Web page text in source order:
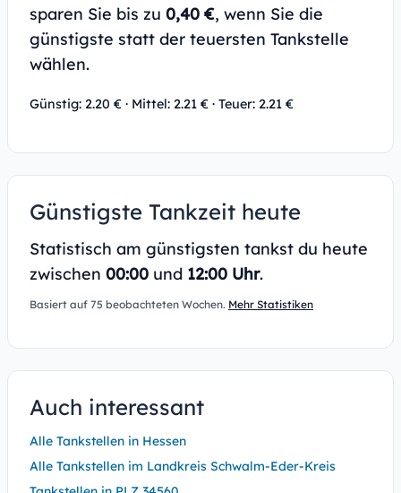
sparen Sie bis zu 0,40 €, wenn Sie die
günstigste statt der teuersten Tankstelle
wählen.
Günstig: 2.20 € · Mittel: 2.21 € · Teuer: 2.21 €
Günstigste Tankzeit heute
Statistisch am günstigsten tankst du heute
zwischen 00:00 und 12:00 Uhr.
Basiert auf 75 beobachteten Wochen. Mehr Statistiken
Auch interessant
Alle Tankstellen in Hessen
Alle Tankstellen im Landkreis Schwalm-Eder-Kreis